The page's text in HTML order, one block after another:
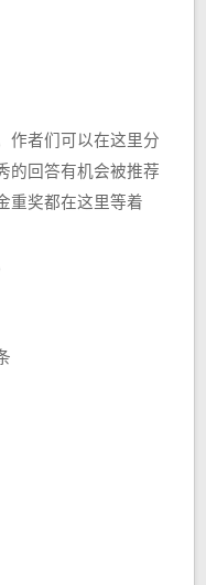
者们可以在这里分
的回答有机会被推荐
重奖都在这里等着